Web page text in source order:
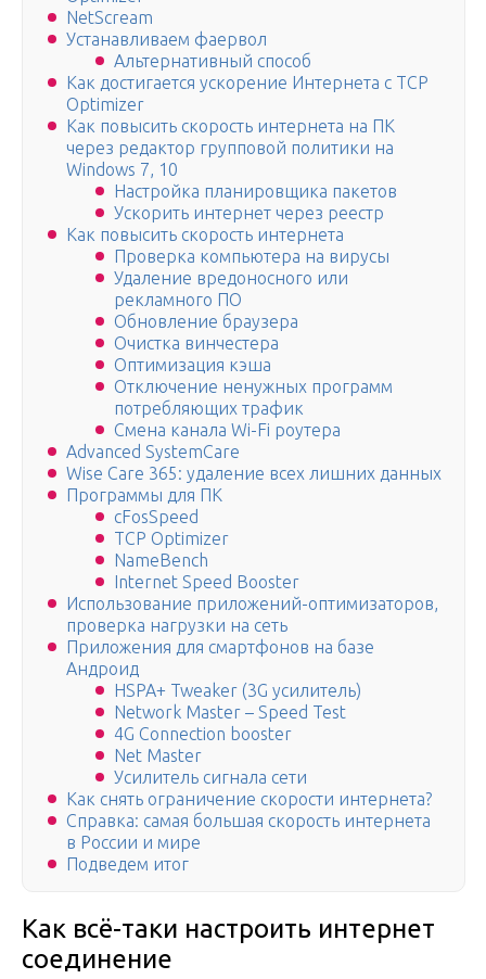
NetScream
Устанавливаем фаервол
Альтернативный способ
Как достигается ускорение Интернета с TCP
Optimizer
Как повысить скорость интернета на ПК
через редактор групповой политики на
Windows 7, 10
Настройка планировщика пакетов
Ускорить интернет через реестр
Как повысить скорость интернета
Проверка компьютера на вирусы
Удаление вредоносного или
рекламного ПО
Обновление браузера
Очистка винчестера
Оптимизация кэша
Отключение ненужных программ
потребляющих трафик
Смена канала Wi-Fi роутера
Advanced SystemCare
Wise Care 365: удаление всех лишних данных
Программы для ПК
сFosSpeed
TCP Optimizer
NameBench
Internet Speed Booster
Использование приложений-оптимизаторов,
проверка нагрузки на сеть
Приложения для смартфонов на базе
Андроид
HSPA+ Tweaker (3G усилитель)
Network Master – Speed Test
4G Connection booster
Net Master
Усилитель сигнала сети
Как снять ограничение скорости интернета?
Справка: самая большая скорость интернета
в России и мире
Подведем итог
Как всё-таки настроить интернет
соединение